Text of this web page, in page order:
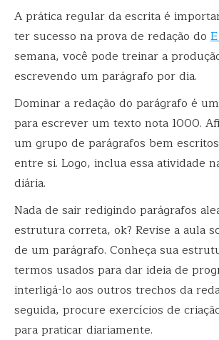
A prática regular da escrita é
ter sucesso na prova de redação do
semana, você pode treinar a
escrevendo um parágrafo por dia.
Dominar a redação do parágrafo é
para escrever um texto nota 1000.
um grupo de parágrafos bem
entre si. Logo, inclua essa atividade
diária.
Nada de sair redigindo parágrafos
estrutura correta, ok? Revise a aula
de um parágrafo. Conheça sua
termos usados para dar ideia de
interligá-lo aos outros trechos da
seguida, procure exercícios de
para praticar diariamente.